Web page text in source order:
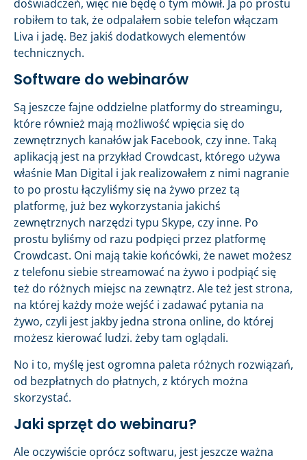
doświadczeń, więc nie będę o tym mówił. Ja po prostu
robiłem to tak, że odpalałem sobie telefon włączam
Liva i jadę. Bez jakiś dodatkowych elementów
technicznych.
Software do webinarów
Są jeszcze fajne oddzielne platformy do streamingu,
które również mają możliwość wpięcia się do
zewnętrznych kanałów jak Facebook, czy inne. Taką
aplikacją jest na przykład Crowdcast, którego używa
właśnie Man Digital i jak realizowałem z nimi nagranie
to po prostu łączyliśmy się na żywo przez tą
platformę, już bez wykorzystania jakichś
zewnętrznych narzędzi typu Skype, czy inne. Po
prostu byliśmy od razu podpięci przez platformę
Crowdcast. Oni mają takie końcówki, że nawet możesz
z telefonu siebie streamować na żywo i podpiąć się
też do różnych miejsc na zewnątrz. Ale też jest strona,
na której każdy może wejść i zadawać pytania na
żywo, czyli jest jakby jedna strona online, do której
możesz kierować ludzi. żeby tam oglądali.
No i to, myślę jest ogromna paleta różnych rozwiązań,
od bezpłatnych do płatnych, z których można
skorzystać.
Jaki sprzęt do webinaru?
Ale oczywiście oprócz softwaru, jest jeszcze ważna